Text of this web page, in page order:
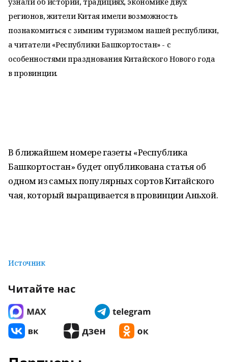
регионов, жители Китая имели возможность
познакомиться с зимним туризмом нашей республики,
а читатели «Республики Башкортостан» - с
особенностями празднования Китайского Нового года
в провинции.
В ближайшем номере газеты «Республика
Башкортостан» будет опубликована статья об
одном из самых популярных сортов Китайского
чая, который выращивается в провинции Аньхой.
Источник
Читайте нас